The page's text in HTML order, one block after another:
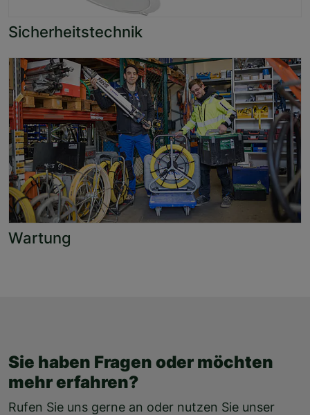
Sicherheitstechnik
Wartung
Sie haben Fragen oder möchten
mehr erfahren?
Rufen Sie uns gerne an oder nutzen Sie unser